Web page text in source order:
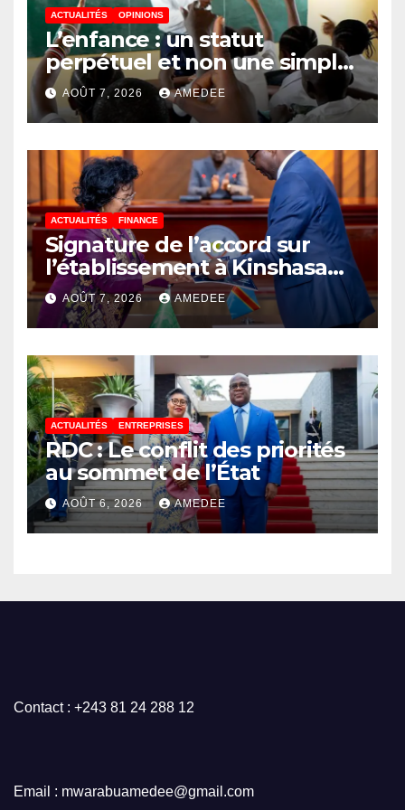
ACTUALITÉS OPINIONS
L’enfance : un statut
perpétuel et non une simple
étape de la vie
AOÛT 7, 2026 AMEDEE
ACTUALITÉS FINANCE
Signature de l’accord sur
l’établissement à Kinshasa
du bureau-pays de l’Agence
de développement de
l’Union africaine–Nouveau
Partenariat pour le
développement de l’Afrique
(AUDA-NEPAD)
AOÛT 7, 2026 AMEDEE
ACTUALITÉS ENTREPRISES
RDC : Le conflit des priorités
au sommet de l’État
AOÛT 6, 2026 AMEDEE
Contact : +243 81 24 288 12
Email : mwarabuamedee@gmail.com